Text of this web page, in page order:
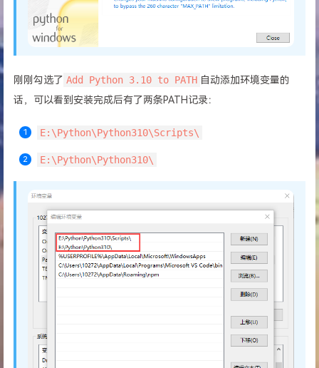
刚刚勾选了 Add Python 3.10 to PATH 自动添加环境变量的
话，可以看到安装完成后有了两条PATH记录：
E:\Python\Python310\Scripts\
E:\Python\Python310\